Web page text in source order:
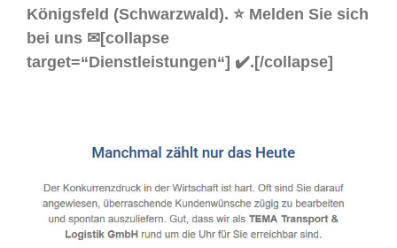
Königsfeld (Schwarzwald). ⭐ Melden Sie sich
bei uns ✉[collapse
target=“Dienstleistungen“] ✔️.[/collapse]